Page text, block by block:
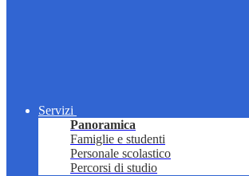
Servizi
Panoramica
Famiglie e studenti
Personale scolastico
Percorsi di studio